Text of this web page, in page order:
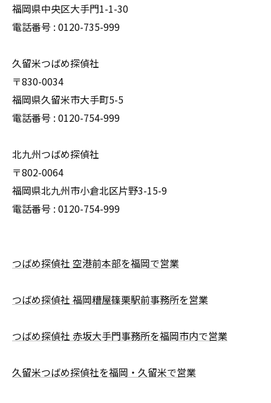
福岡県中央区大手門1-1-30
電話番号 : 0120-735-999
久留米つばめ探偵社
〒830-0034
福岡県久留米市大手町5-5
電話番号 : 0120-754-999
北九州つばめ探偵社
〒802-0064
福岡県北九州市小倉北区片野3-15-9
電話番号 : 0120-754-999
つばめ探偵社 空港前本部を福岡で営業
つばめ探偵社 福岡糟屋篠栗駅前事務所を営業
つばめ探偵社 赤坂大手門事務所を福岡市内で営業
久留米つばめ探偵社を福岡・久留米で営業